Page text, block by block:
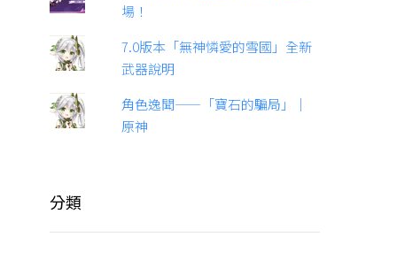
場！
7.0版本「無神憐愛的雪國」全新
武器說明
角色逸聞——「寶石的騙局」｜
原神
分類